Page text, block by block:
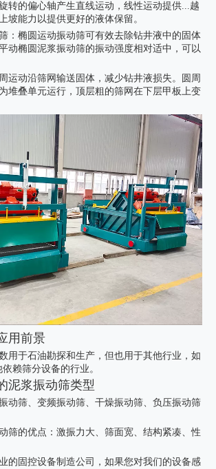
转的偏心轴产生直线运动，线性运动提供...越
坡能力以提供更好的液体保留。
：椭圆运动振动筛可有效去除钻井液中的固体
动椭圆泥浆振动筛的振动强度相对适中，可以
运动沿筛网输送固体，减少钻井液损失。圆周
堆叠单元运行，顶层粗的筛网在下层甲板上变
用前景
用于石油勘探和生产，但也用于其他行业，如
赖筛分设备的行业。
泥浆振动筛类型
动筛、变频振动筛、干燥振动筛、负压振动筛
筛的优点：激振力大、筛面宽、结构紧凑、性
的固控设备制造公司，如果您对我们的设备感